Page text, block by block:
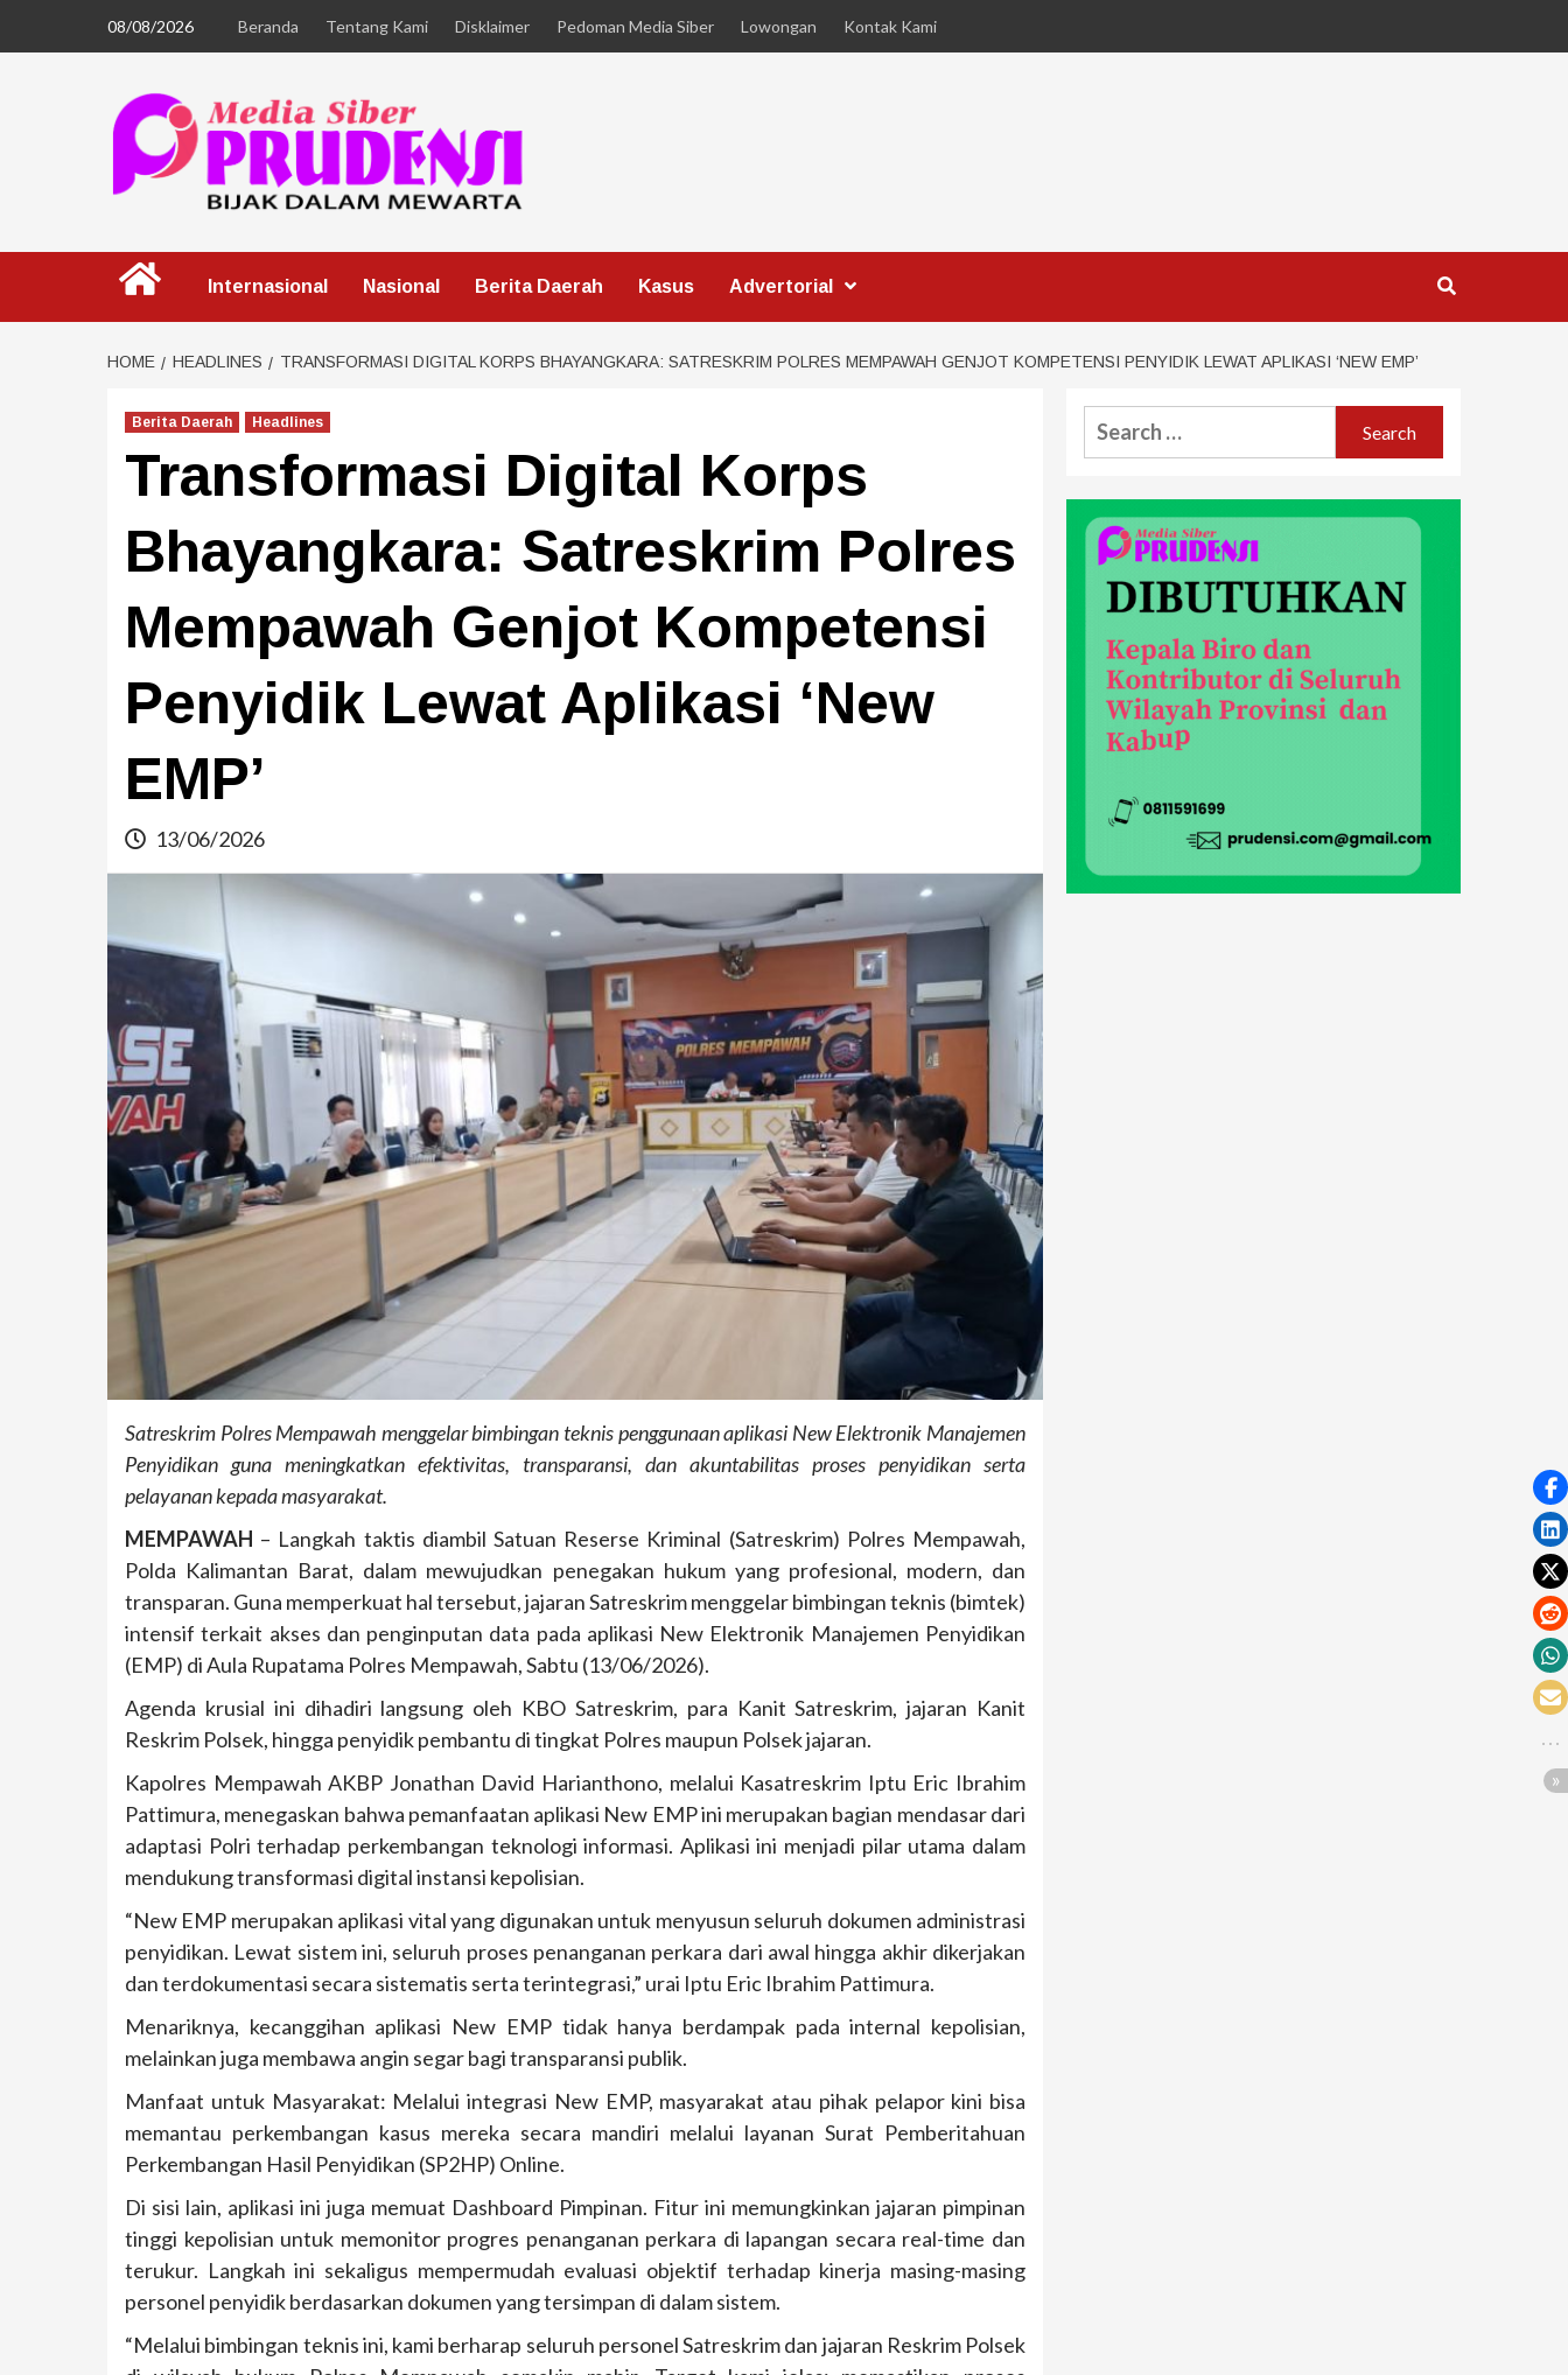
08/08/2026 Beranda Tentang Kami Disklaimer Pedoman Media Siber Lowongan Kontak Kami
Internasional Nasional Berita Daerah Kasus Advertorial
HOME HEADLINES TRANSFORMASI DIGITAL KORPS BHAYANGKARA: SATRESKRIM POLRES MEMPAWAH GENJOT KOMPETENSI PENYIDIK LEWAT APLIKASI ‘NEW EMP’
Berita Daerah Headlines
Transformasi Digital Korps
Bhayangkara: Satreskrim Polres
Mempawah Genjot Kompetensi
Penyidik Lewat Aplikasi ‘New
EMP’
13/06/2026
Satreskrim Polres Mempawah menggelar bimbingan teknis penggunaan aplikasi New Elektronik Manajemen
Penyidikan guna meningkatkan efektivitas, transparansi, dan akuntabilitas proses penyidikan serta
pelayanan kepada masyarakat.
MEMPAWAH – Langkah taktis diambil Satuan Reserse Kriminal (Satreskrim) Polres Mempawah,
Polda Kalimantan Barat, dalam mewujudkan penegakan hukum yang profesional, modern, dan
transparan. Guna memperkuat hal tersebut, jajaran Satreskrim menggelar bimbingan teknis (bimtek)
intensif terkait akses dan penginputan data pada aplikasi New Elektronik Manajemen Penyidikan
(EMP) di Aula Rupatama Polres Mempawah, Sabtu (13/06/2026).
Agenda krusial ini dihadiri langsung oleh KBO Satreskrim, para Kanit Satreskrim, jajaran Kanit
Reskrim Polsek, hingga penyidik pembantu di tingkat Polres maupun Polsek jajaran.
Kapolres Mempawah AKBP Jonathan David Harianthono, melalui Kasatreskrim Iptu Eric Ibrahim
Pattimura, menegaskan bahwa pemanfaatan aplikasi New EMP ini merupakan bagian mendasar dari
adaptasi Polri terhadap perkembangan teknologi informasi. Aplikasi ini menjadi pilar utama dalam
mendukung transformasi digital instansi kepolisian.
“New EMP merupakan aplikasi vital yang digunakan untuk menyusun seluruh dokumen administrasi
penyidikan. Lewat sistem ini, seluruh proses penanganan perkara dari awal hingga akhir dikerjakan
dan terdokumentasi secara sistematis serta terintegrasi,” urai Iptu Eric Ibrahim Pattimura.
Menariknya, kecanggihan aplikasi New EMP tidak hanya berdampak pada internal kepolisian,
melainkan juga membawa angin segar bagi transparansi publik.
Manfaat untuk Masyarakat: Melalui integrasi New EMP, masyarakat atau pihak pelapor kini bisa
memantau perkembangan kasus mereka secara mandiri melalui layanan Surat Pemberitahuan
Perkembangan Hasil Penyidikan (SP2HP) Online.
Di sisi lain, aplikasi ini juga memuat Dashboard Pimpinan. Fitur ini memungkinkan jajaran pimpinan
tinggi kepolisian untuk memonitor progres penanganan perkara di lapangan secara real-time dan
terukur. Langkah ini sekaligus mempermudah evaluasi objektif terhadap kinerja masing-masing
personel penyidik berdasarkan dokumen yang tersimpan di dalam sistem.
“Melalui bimbingan teknis ini, kami berharap seluruh personel Satreskrim dan jajaran Reskrim Polsek